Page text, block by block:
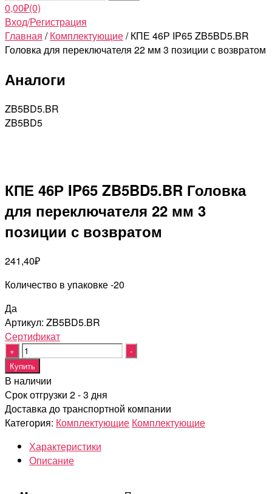
0,00₽(0)
Вход/Регистрация
Главная /Комплектующие/ КПЕ 46Р IP65 ZB5BD5.BR
Головка для переключателя 22 мм 3 позиции с возвратом
Аналоги
ZB5BD5.BR
ZB5BD5
КПЕ 46Р IP65 ZB5BD5.BR Головка
для переключателя 22 мм 3
позиции с возвратом
241,40₽
Количество в упаковке -20
Да
Артикул: ZB5BD5.BR
Cертификат
Quantity
Купить
В наличии
Срок отгрузки 2 - 3 дня
Доставка до транспортной компании
Категория: Комплектующие Комплектующие
Характеристики
Описание